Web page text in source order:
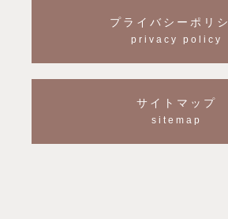
プライバシーポリ
privacy policy
サイトマップ
sitemap